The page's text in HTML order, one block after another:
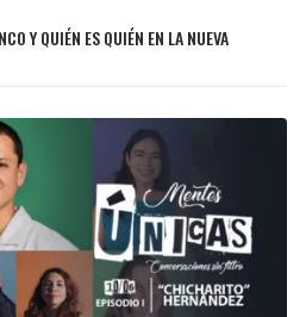
Y QUIÉN ES QUIÉN EN LA NUEVA